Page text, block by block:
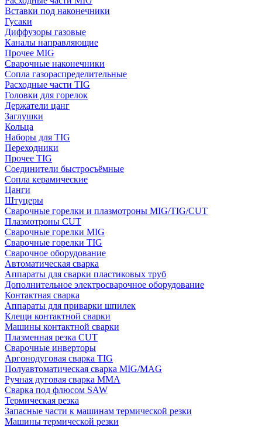
Вставки под наконечники
Гусаки
Диффузоры газовые
Каналы направляющие
Прочее MIG
Сварочные наконечники
Сопла газораспределительные
Расходные части TIG
Головки для горелок
Держатели цанг
Заглушки
Кольца
Наборы для TIG
Переходники
Прочее TIG
Соединители быстросъёмные
Сопла керамические
Цанги
Штуцеры
Сварочные горелки и плазмотроны MIG/TIG/CUT
Плазмотроны CUT
Сварочные горелки MIG
Сварочные горелки TIG
Сварочное оборудование
Автоматическая сварка
Аппараты для сварки пластиковых труб
Дополнительное электросварочное оборудование
Контактная сварка
Аппараты для приварки шпилек
Клещи контактной сварки
Машины контактной сварки
Плазменная резка CUT
Сварочные инверторы
Аргонодуговая сварка TIG
Полуавтоматическая сварка MIG/MAG
Ручная дуговая сварка MMA
Сварка под флюсом SAW
Термическая резка
Запасные части к машинам термической резки
Машины термической резки